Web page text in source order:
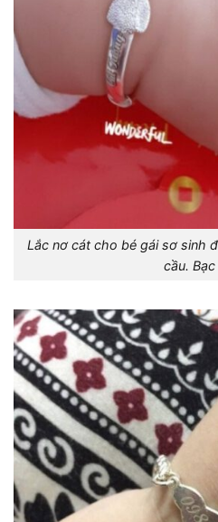
Lắc nơ cát cho bé gái sơ sinh
cầu. Bạc